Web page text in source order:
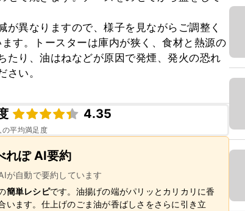
異なりますので、様子を見ながらご調整く
す。トースターは庫内が狭く、食材と熱源の
たり、油はねなどが原因で発煙、発火の恐れ
い。
4.35
の平均満足度
れぽ AI要約
が自動で要約しています
簡単レシピです。油揚げの端がパリッとカリカリに香
います。仕上げのごま油が香ばしさをさらに引き立